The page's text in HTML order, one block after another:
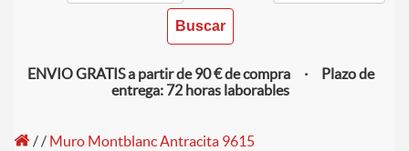
ENVIO GRATIS a partir de 90 € de compra · Plazo de
entrega: 72 horas laborables
// Muro Montblanc Antracita 9615